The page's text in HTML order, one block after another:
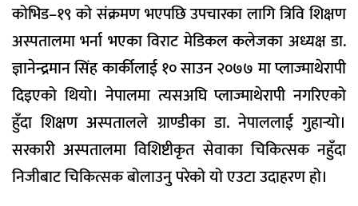
कोभिड–१९ को संक्रमण भएपछि उपचारका लागि त्रिवि शिक्षण
अस्पतालमा भर्ना भएका विराट मेडिकल कलेजका अध्यक्ष डा.
ज्ञानेन्द्रमान सिंह कार्कीलाई १० साउन २०७७ मा प्लाज्माथेरापी
दिइएको थियो। नेपालमा त्यसअघि प्लाज्माथेरापी नगरिएको
हुँदा शिक्षण अस्पतालले ग्राण्डीका डा. नेपाललाई गुहार्‍यो।
सरकारी अस्पतालमा विशिष्टीकृत सेवाका चिकित्सक नहुँदा
निजीबाट चिकित्सक बोलाउनु परेको यो एउटा उदाहरण हो।